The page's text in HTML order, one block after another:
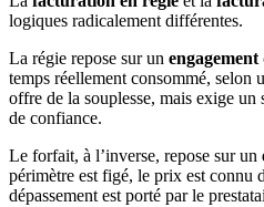
logiques radicalement différentes.
La régie repose sur un engagement
temps réellement consommé, selon
offre de la souplesse, mais exige
de confiance.
Le forfait, à l’inverse, repose sur un
périmètre est figé, le prix est connu
dépassement est porté par le